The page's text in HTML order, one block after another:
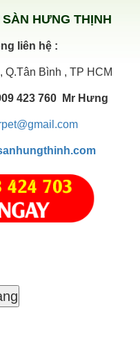
HƯNG THỊNH
liên hệ :
Q.Tân Bình , TP HCM
423 760 Mr Hưng